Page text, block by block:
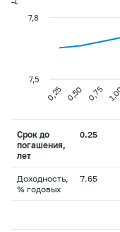
0,25 0,50 0,75
7,5
7,8
Срок до
погашения,
лет
0.25
Доходность,
% годовых
7.65